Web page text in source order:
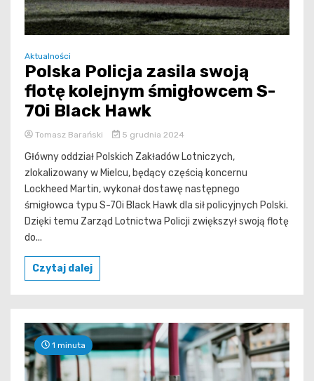
Aktualności
Polska Policja zasila swoją
flotę kolejnym śmigłowcem S-
70i Black Hawk
Tomasz Barański 5 grudnia 2024
Główny oddział Polskich Zakładów Lotniczych,
zlokalizowany w Mielcu, będący częścią koncernu
Lockheed Martin, wykonał dostawę następnego
śmigłowca typu S-70i Black Hawk dla sił policyjnych Polski.
Dzięki temu Zarząd Lotnictwa Policji zwiększył swoją flotę
do...
Czytaj dalej
1 minuta